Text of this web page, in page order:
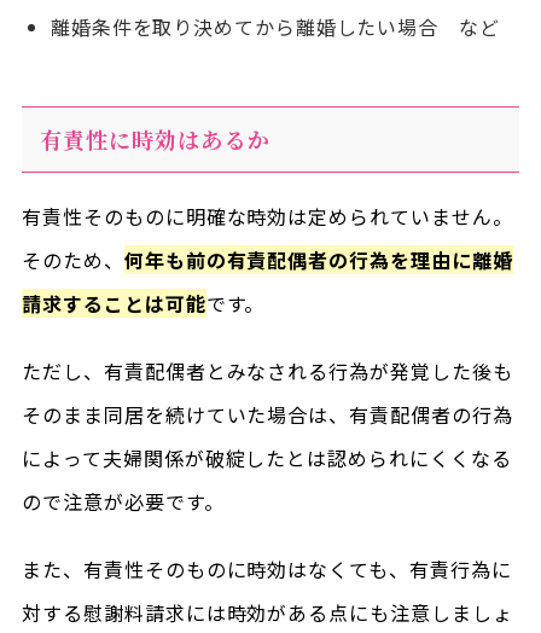
離婚条件を取り決めてから離婚したい場合 など
有責性に時効はあるか
有責性そのものに明確な時効は定められていません。
そのため、 何年も前の有責配偶者の行為を理由に離婚
請求することは可能です。
ただし、有責配偶者とみなされる行為が発覚した後も
そのまま同居を続けていた場合は、有責配偶者の行為
によって夫婦関係が破綻したとは認められにくくなる
ので注意が必要です。
また、有責性そのものに時効はなくても、有責行為に
対する慰謝料請求には時効がある点にも注意しましょ